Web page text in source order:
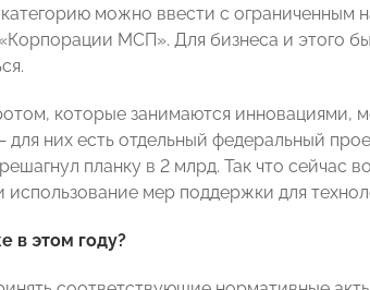
категорию можно ввести с
МСП». Для бизнеса и этого
которые занимаются инновациями,
них есть отдельный федеральный
планку в 2 млрд. Так что сейчас
использование мер поддержки для
в этом году?